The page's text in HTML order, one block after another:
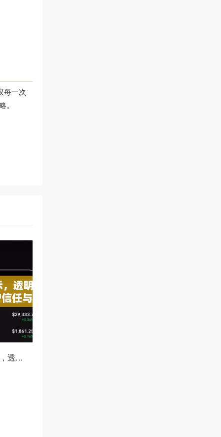
每一次
。
OKX减仓比例公示，透明化运营如何重塑用户信任与市场格局